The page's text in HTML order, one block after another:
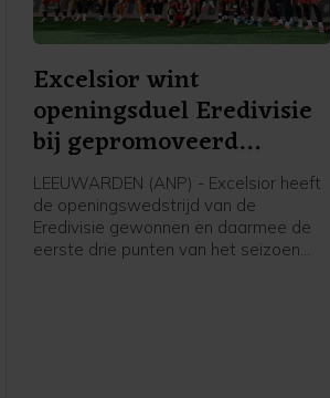
Excelsior wint
openingsduel Eredivisie
bij gepromoveerd
Cambuur
LEEUWARDEN (ANP) - Excelsior heeft
de openingswedstrijd van de
Eredivisie gewonnen en daarmee de
eerste drie punten van het seizoen